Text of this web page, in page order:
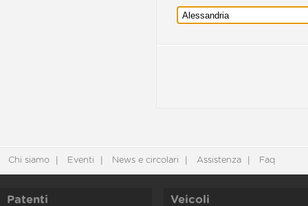
Chi siamo Eventi News e circolari Assistenza Faq
Patenti Veicoli